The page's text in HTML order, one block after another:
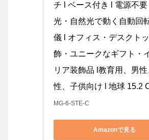
チ l ベース付き l 電源不要
光・自然光で動く自動回
儀 l オフィス・デスクト
飾・ユニークなギフト・
リア装飾品 l教育用、男
性、子供向け l 地球 15.2
MG-6-STE-C
Amazonで見る